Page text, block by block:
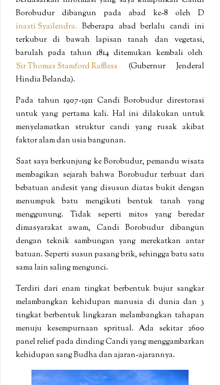
Borobudur dibangun pada abad ke-8 oleh D
inasti Syailendra. Beberapa abad berlalu candi ini
terkubur di bawah lapisan tanah dan vegetasi,
barulah pada tahun 1814 ditemukan kembali oleh
Sir Thomas Stamford Raffless (Gubernur Jenderal
Hindia Belanda).
Pada tahun 1907-1911 Candi Borobudur direstorasi
untuk yang pertama kali. Hal ini dilakukan untuk
menyelamatkan struktur candi yang rusak akibat
faktor alam dan usia bangunan.
Saat saya berkunjung ke Borobudur, pemandu wisata
membagikan sejarah bahwa Borobudur terbuat dari
bebatuan andesit yang disusun diatas bukit dengan
menumpuk batu mengikuti bentuk tanah yang
menggunung. Tidak seperti mitos yang beredar
dimasyarakat awam, Candi Borobudur dibangun
dengan teknik sambungan yang merekatkan antar
batuan. Seperti susun pasang brik, sehingga batu satu
sama lain saling mengunci.
Terdiri dari enam tingkat berbentuk bujur sangkar
melambangkan kehidupan manusia di dunia dan 3
tingkat berbentuk lingkaran melambangkan tahapan
menuju kesempurnaan spritual. Ada sekitar 2600
panel relief pada dinding Candi yang menggambarkan
kehidupan sang Budha dan ajaran-ajarannya.